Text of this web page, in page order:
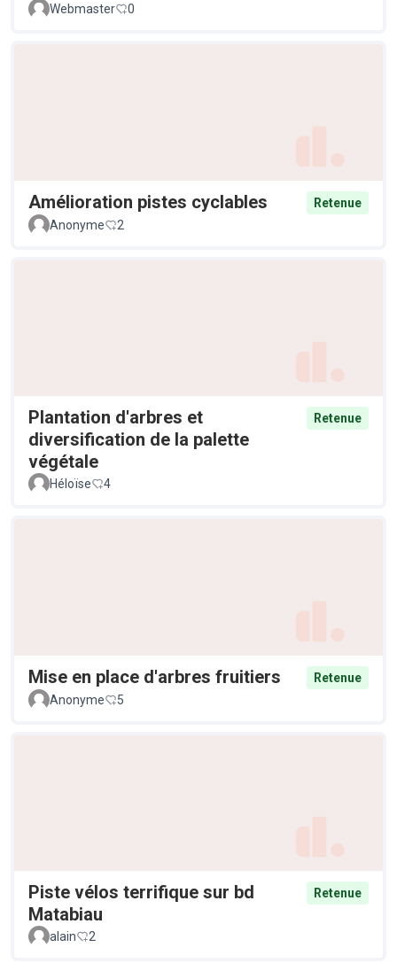
Webmaster 0
Amélioration pistes cyclables
Retenue
Anonyme
2
Plantation d'arbres et
diversification de la palette
végétale
Retenue
Héloïse 4
Mise en place d'arbres fruitiers
Retenue
Anonyme
5
Piste vélos terrifique sur bd
Matabiau
Retenue
alain 2